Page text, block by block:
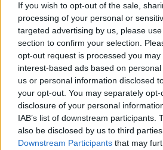
If you wish to opt-out of the sale,
processing of your personal or
targeted advertising by us, please
section to confirm your selection.
opt-out request is processed you may
interest-based ads based on
us or personal information disclosed
your opt-out. You may separately
disclosure of your personal
IAB’s list of downstream participants.
also be disclosed by us to third
Downstream Participants that may
In conclusione, il porto di Tyne
su una nuova era nella
progetto P-CAL, non solo
un’evoluzione nei processi
un cambiamento culturale
trasporto autonomo.Questo è
viaggio che potrebbe
logistica, non solo nel Regno
globale. Sei pronto a seguirci